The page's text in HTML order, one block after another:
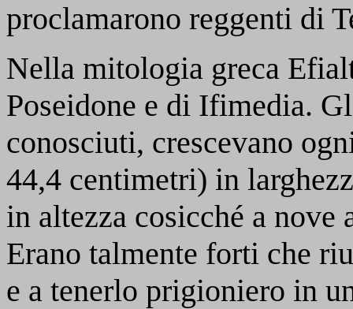
proclamarono reggenti di
Nella mitologia greca
Poseidone e di Ifimedia.
conosciuti, crescevano
44,4 centimetri) in
in altezza cosicché a
Erano talmente forti che
e a tenerlo prigioniero in